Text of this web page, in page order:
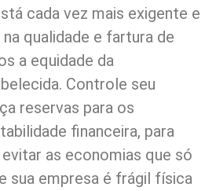
cada vez mais exigente e
qualidade e fartura de
a equidade da
Controle seu
reservas para os
financeira, para
as economias que só
sua empresa é frágil física